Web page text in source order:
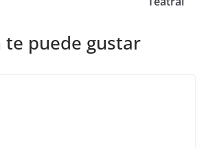
te puede gustar